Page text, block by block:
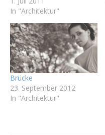
In "Architektur"
Brücke
23. September 2012
In "Architektur"